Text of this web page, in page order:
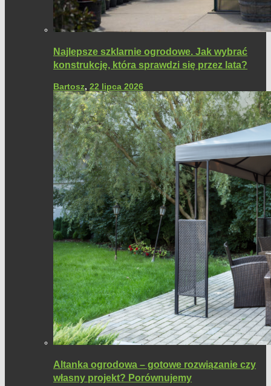
Najlepsze szklarnie ogrodowe. Jak wybrać
konstrukcję, która sprawdzi się przez lata?
Bartosz, 22 lipca 2026
Altanka ogrodowa – gotowe rozwiązanie czy
własny projekt? Porównujemy